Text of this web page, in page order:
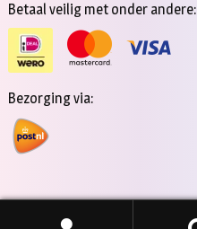
Betaal veilig met onder andere:
Bezorging via: